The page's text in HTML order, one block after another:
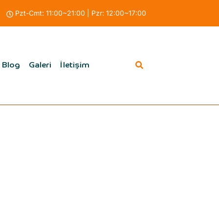
Pzt-Cmt: 11:00~21:00 | Pzr: 12:00~17:00
Blog Galeri İletişim